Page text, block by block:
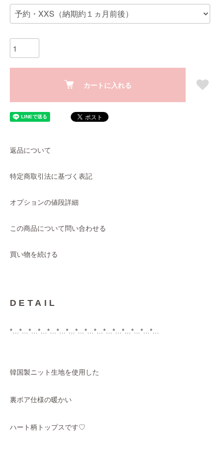
カートに入れる
返品について
特定商取引法に基づく表記
オプションの値段詳細
この商品について問い合わせる
買い物を続ける
DETAIL
*…*…*…*…*…*…*…*…*…*…*…*…*…*…*…*…
韓国製ニット生地を使用した
裏ボア仕様の暖かい
ハート柄トップスです♡